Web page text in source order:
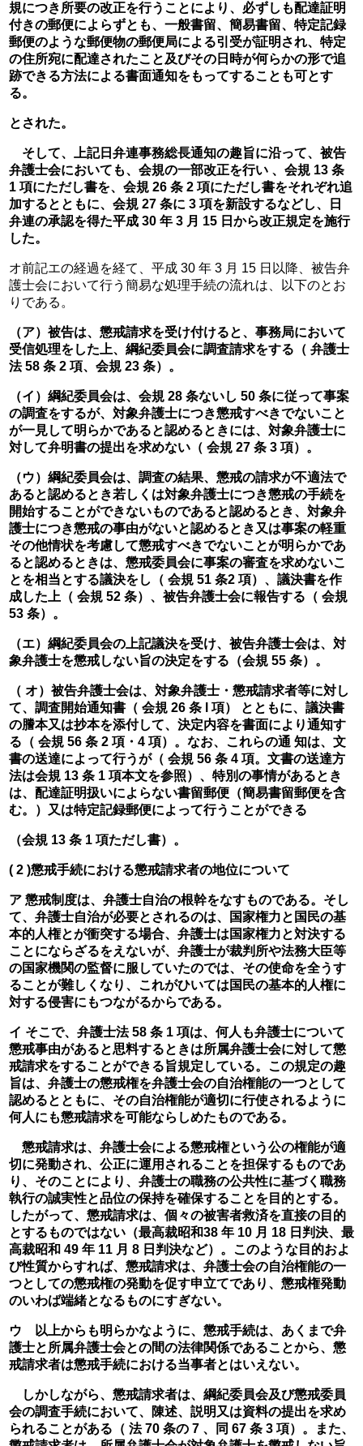
規につき所要の改正を行うことにより、必ずしも配達証明
付きの郵便によらずとも、一般書留、簡易書留、特定記録
郵便のような郵便物の郵便局による引受が証明され、特定
の住所宛に配達されたこと及びその日時が何らかの形で追
跡できる方法による書面通知をもってすることも可とす
る。
とされた。
そして、上記日弁連事務総長通知の趣旨に沿って、被告
弁護士会においても、会規の一部改正を行い 、会規 13 条
1 項にただし書を、会規 26 条 2 項にただし書をそれぞれ追
加するとともに、会規 27 条に 3 項を新設するなどし、日
弁連の承認を得た平成 30 年 3 月 15 日から改正規定を施行
した。
オ前記エの経過を経て、平成 30 年 3 月 15 日以降、被告弁
護士会において行う簡易な処理手続の流れは、以下のとお
りである。
（ア）被告は、懲戒請求を受け付けると、事務局において
受信処理をした上、綱紀委員会に調査請求をする（ 弁護士
法 58 条 2 項、会規 23 条）。
（イ）綱紀委員会は、会規 28 条ないし 50 条に従って事案
の調査をするが、対象弁護士につき懲戒すべきでないこと
が一見して明らかであると認めるときには、対象弁護士に
対して弁明書の提出を求めない（ 会規 27 条 3 項）。
（ウ）綱紀委員会は、調査の結果、懲戒の請求が不適法で
あると認めるとき若しくは対象弁護士につき懲戒の手続を
開始することができないものであると認めるとき、対象弁
護士につき懲戒の事由がないと認めるとき又は事案の軽重
その他情状を考慮して懲戒すべきでないことが明らかであ
ると認めるときは、懲戒委員会に事案の審査を求めないこ
とを相当とする議決をし（ 会規 51 条2 項）、議決書を作
成した上（ 会規 52 条）、被告弁護士会に報告する（ 会規
53 条）。
（エ）綱紀委員会の上記議決を受け、被告弁護士会は、対
象弁護士を懲戒しない旨の決定をする（会規 55 条）。
（ オ）被告弁護士会は、対象弁護士・懲戒請求者等に対し
て、調査開始通知書（ 会規 26 条 l 項） とともに、議決書
の謄本又は抄本を添付して、決定内容を書面により通知す
る（ 会規 56 条 2 項・4 項）。なお、これらの通 知は、文
書の送達によって行うが（ 会規 56 条 4 項。文書の送達方
法は会規 13 条 1 項本文を参照）、特別の事情があるとき
は、配達証明扱いによらない書留郵便（簡易書留郵便を含
む。）又は特定記録郵便によって行うことができる
（会規 13 条 1 項ただし書）。
( 2 )懲戒手続における懲戒請求者の地位について
ア 懲戒制度は、弁護士自治の根幹をなすものである。そし
て、弁護士自治が必要とされるのは、国家権力と国民の基
本的人権とが衝突する場合、弁護士は国家権力と対決する
ことにならざるをえないが、弁護士が裁判所や法務大臣等
の国家機関の監督に服していたのでは、その使命を全うす
ることが難しくなり、これがひいては国民の基本的人権に
対する侵害にもつながるからである。
イ そこで、弁護士法 58 条 1 項は、何人も弁護士について
懲戒事由があると思料するときは所属弁護士会に対して懲
戒請求をすることができる旨規定している。この規定の趣
旨は、弁護士の懲戒権を弁護士会の自治権能の一つとして
認めるとともに、その自治権能が適切に行使されるように
何人にも懲戒請求を可能ならしめたものである。
懲戒請求は、弁護士会による懲戒権という公の権能が適
切に発動され、公正に運用されることを担保するものであ
り、そのことにより、弁護士の職務の公共性に基づく職務
執行の誠実性と品位の保持を確保することを目的とする。
したがって、懲戒請求は、個々の被害者救済を直接の目的
とするものではない（最高裁昭和38 年 10 月 18 日判決、最
高裁昭和 49 年 11 月 8 日判決など）。このような目的およ
び性質からすれば、懲戒請求は、弁護士会の自治権能の一
つとしての懲戒権の発動を促す申立てであり、懲戒権発動
のいわば端緒となるものにすぎない。
ウ　以上からも明らかなように、懲戒手続は、あくまで弁
護士と所属弁護士会との間の法律関係であることから、懲
戒請求者は懲戒手続における当事者とはいえない。
しかしながら、懲戒請求者は、綱紀委員会及び懲戒委員
会の調査手続において、陳述、説明又は資料の提出を求め
られることがある（ 法 70 条の 7 、同 67 条 3 項）。また、